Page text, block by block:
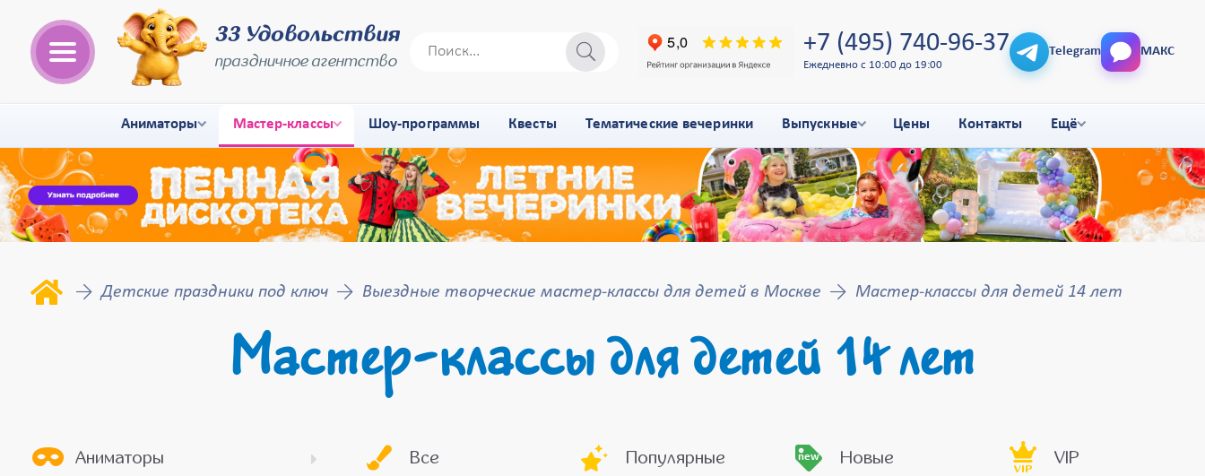
33 Удовольствия
праздничное агентство
+7 (495) 740-96-37
Ежедневно с 10:00 до 19:00
Telegram МАКС
Аниматоры Мастер-классы Шоу-программы Квесты Тематические вечеринки Выпускные Цены Контакты Ещё
Детские праздники под ключ Выездные творческие мастер-классы для детей в Москве Мастер-классы для детей 14 лет
Мастер-классы для детей 14 лет
Аниматоры Все Популярные new Новые
VIP
VIP